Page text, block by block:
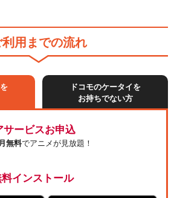
利用までの流れ
ドコモのケータイを
お持ちでない方
ービスお申込
無料でアニメが見放題！
インストール